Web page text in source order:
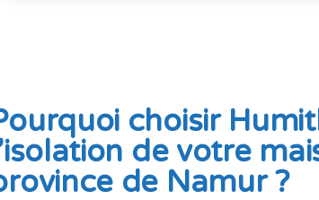
choisir
de votre
de Namur ?